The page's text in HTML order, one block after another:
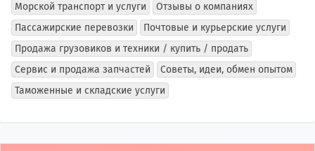
Морской транспорт и услуги
Отзывы о компаниях
Пассажирские перевозки
Почтовые и курьерские услуги
Продажа грузовиков и техники / купить / продать
Сервис и продажа запчастей
Советы, идеи, обмен опытом
Таможенные и складские услуги